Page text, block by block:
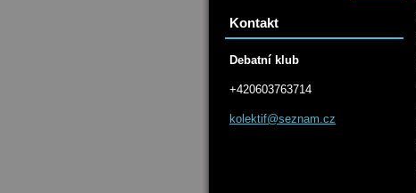
Kontakt
Debatní klub
+420603763714
kolektif@seznam.cz